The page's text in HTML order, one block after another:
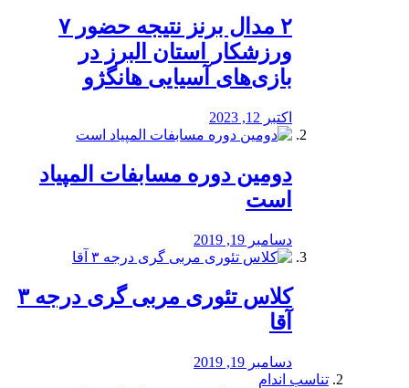
۲ مدال برنز نتیجه حضور ۷
ورزشکار استان البرز در
بازی‌های آسیایی هانگژو
اکتبر 12, 2023
دومین دوره مسابفات المپیاد
است
دسامبر 19, 2019
کلاس تئوری مربی گری درجه ۳
آقا
دسامبر 19, 2019
تناسب اندام